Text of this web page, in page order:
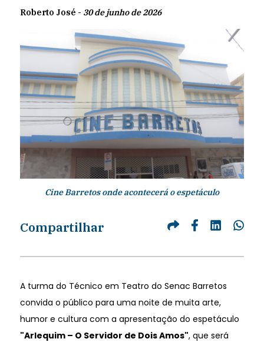
Roberto José - 30 de junho de 2026
Cine Barretos onde acontecerá o espetáculo
Compartilhar
A turma do Técnico em Teatro do Senac Barretos
convida o público para uma noite de muita arte,
humor e cultura com a apresentação do espetáculo
"Arlequim – O Servidor de Dois Amos", que será